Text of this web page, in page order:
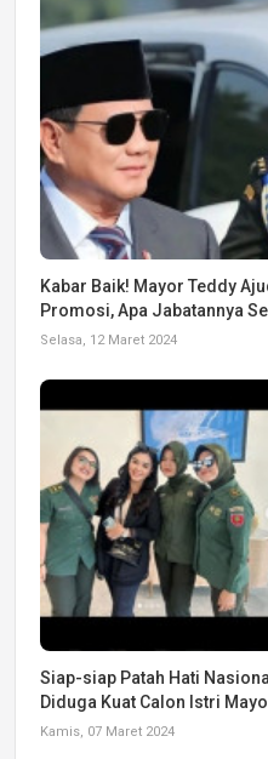
Kabar Baik! Mayor Teddy
Promosi, Apa Jabatannya
Selasa, 12 Maret 2024
Siap-siap Patah Hati
Diduga Kuat Calon Istri
Kamis, 07 Maret 2024